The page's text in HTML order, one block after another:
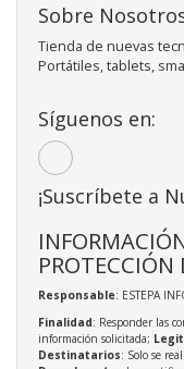
Sobre
Tienda de nuevas
Portátiles, tablets,
Síguenos en:
¡Suscríbete a
PROTECCIÓN
Responsable: ESTEPA
Finalidad: Responder las
información solicitada;
Destinatarios: Solo se